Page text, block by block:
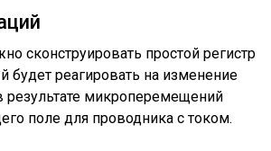
сконструировать простой регистр
будет реагировать на изменение
результате микроперемещений
поле для проводника с током.